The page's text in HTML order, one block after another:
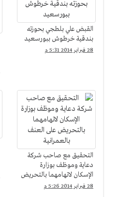
القبض علي بلطجي بحوزته
بندقية خرطوش ببورسعيد
28 فبراير 2014 5:31 م
التحقيق مع صاحب شركة
دعاية وموظف بوزارة
الإسكان لاتهامهما بالتحريض
على العنف بالعمرانية
28 فبراير 2014 5:26 م